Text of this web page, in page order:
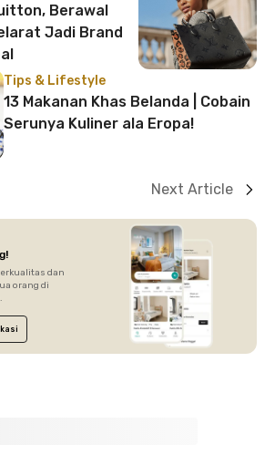
Berawal
Jadi Brand
Tips & Lifestyle
13 Makanan Khas Belanda | Cobain
Serunya Kuliner ala Eropa!
Next Article
dan
orang di